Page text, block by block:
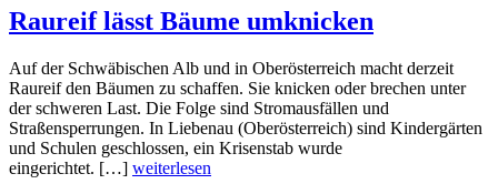
Raureif lässt Bäume umknicken
Auf der Schwäbischen Alb und in Oberösterreich macht derzeit
Raureif den Bäumen zu schaffen. Sie knicken oder brechen unter
der schweren Last. Die Folge sind Stromausfällen und
Straßensperrungen. In Liebenau (Oberösterreich) sind Kindergärten
und Schulen geschlossen, ein Krisenstab wurde
eingerichtet. […] weiterlesen